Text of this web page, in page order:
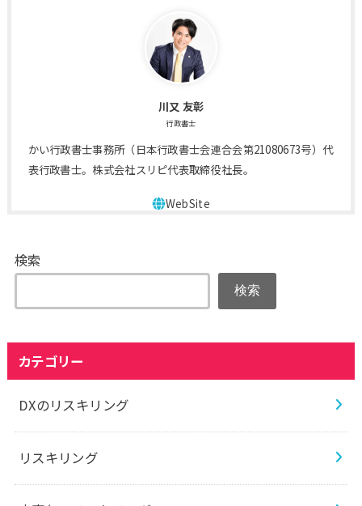
川又 友彰
行政書士
かい行政書士事務所（日本行政書士会連合会第21080673号）代
表行政書士。株式会社スリピ代表取締役社長。
検索
検索
カテゴリー
DXのリスキリング
リスキリング